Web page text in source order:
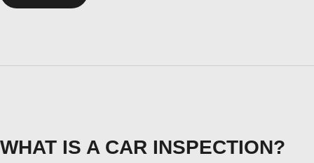
WHAT IS A CAR INSPECTION?